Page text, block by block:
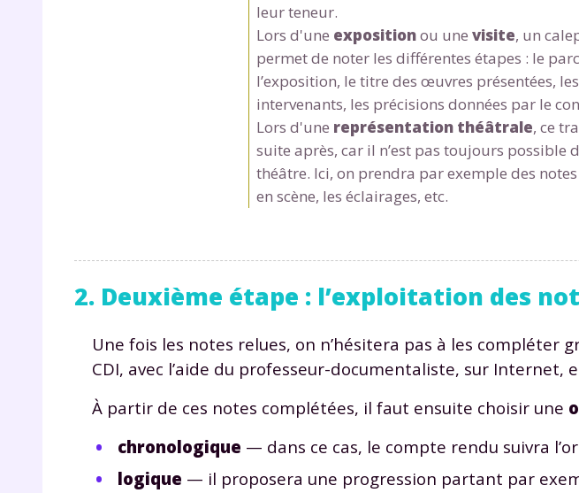
leur teneur.
Lors d'une expositionou une visite, un
permet de noter les différentes étapes : le
l’exposition, le titre des œuvres présentées,
intervenants, les précisions données par le
Lors d'une représentation théâtrale, ce
suite après, car il n’est pas toujours possible
théâtre. Ici, on prendra par exemple des
en scène, les éclairages, etc.
2. Deuxième étape : l’exploitation des
Une fois les notes relues, on n’hésitera pas à les compléter
CDI, avec l’aide du professeur-documentaliste, sur Internet,
À partir de ces notes complétées, il faut ensuite choisir une
chronologique — dans ce cas, le compte rendu suivra
logique — il proposera une progression partant par
Testez
notre plateforme
Fiches de cours et vidéos
exercices corrigés,